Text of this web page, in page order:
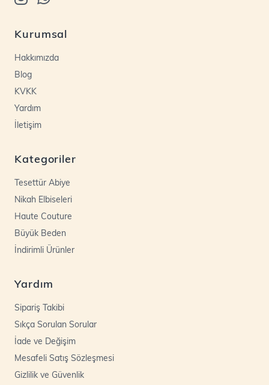
Kurumsal
Hakkımızda
Blog
KVKK
Yardım
İletişim
Kategoriler
Tesettür Abiye
Nikah Elbiseleri
Haute Couture
Büyük Beden
İndirimli Ürünler
Yardım
Sipariş Takibi
Sıkça Sorulan Sorular
İade ve Değişim
Mesafeli Satış Sözleşmesi
Gizlilik ve Güvenlik